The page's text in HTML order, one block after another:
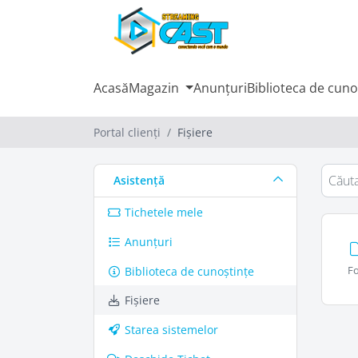
AcasăMagazin AnunțuriBiblioteca de
Portal clienți Fișiere
Asistență
Tichetele mele
Anunțuri
Biblioteca de cunoștințe
Fișiere
Starea sistemelor